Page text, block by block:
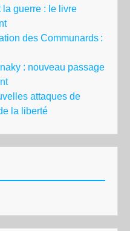
la guerre : le livre
des Communards :
: nouveau passage
attaques de
la liberté